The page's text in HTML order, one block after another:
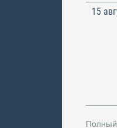
15
Полный